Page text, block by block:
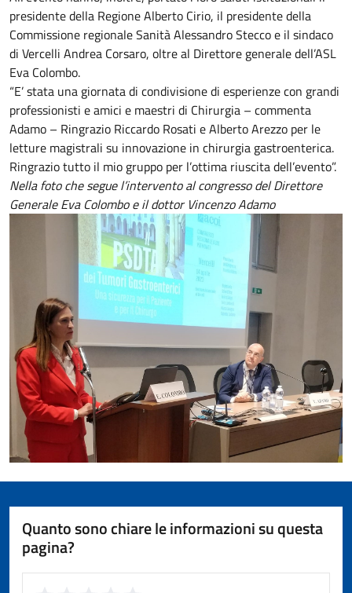
presidente della Regione Alberto Cirio, il presidente della
Commissione regionale Sanità Alessandro Stecco e il sindaco
di Vercelli Andrea Corsaro, oltre al Direttore generale dell’ASL
Eva Colombo.
“E’ stata una giornata di condivisione di esperienze con grandi
professionisti e amici e maestri di Chirurgia – commenta
Adamo – Ringrazio Riccardo Rosati e Alberto Arezzo per le
letture magistrali su innovazione in chirurgia gastroenterica.
Ringrazio tutto il mio gruppo per l’ottima riuscita dell’evento”.
Nella foto che segue l’intervento al congresso del Direttore
Generale Eva Colombo e il dottor Vincenzo Adamo
Quanto sono chiare le informazioni su questa
pagina?